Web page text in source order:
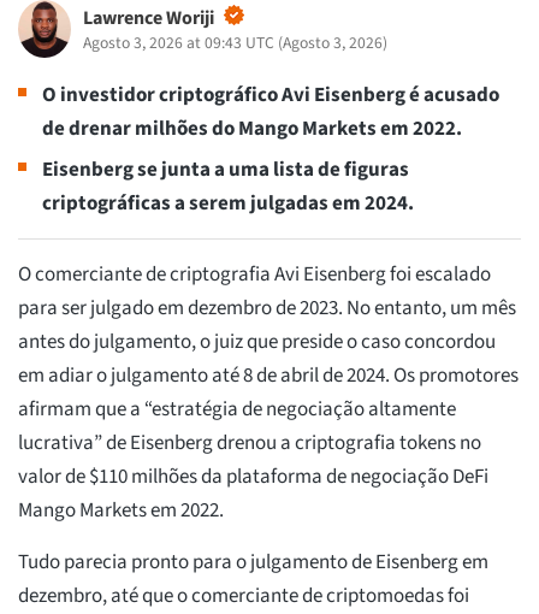
Lawrence Woriji
Agosto 3, 2026 at 09:43 UTC (Agosto 3, 2026)
O investidor criptográfico Avi Eisenberg é acusado
de drenar milhões do Mango Markets em 2022.
Eisenberg se junta a uma lista de figuras
criptográficas a serem julgadas em 2024.
O comerciante de criptografia Avi Eisenberg foi escalado
para ser julgado em dezembro de 2023. No entanto, um mês
antes do julgamento, o juiz que preside o caso concordou
em adiar o julgamento até 8 de abril de 2024. Os promotores
afirmam que a “estratégia de negociação altamente
lucrativa” de Eisenberg drenou a criptografia tokens no
valor de $110 milhões da plataforma de negociação DeFi
Mango Markets em 2022.
Tudo parecia pronto para o julgamento de Eisenberg em
dezembro, até que o comerciante de criptomoedas foi